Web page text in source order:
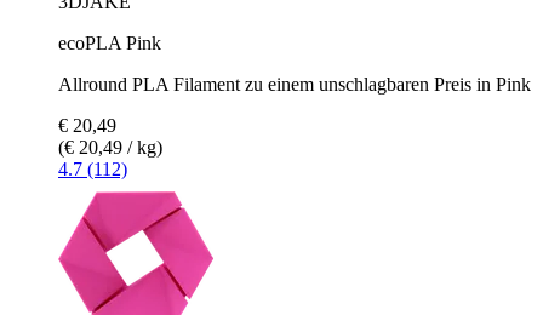
ecoPLA Pink
Allround PLA Filament zu einem unschlagbaren Preis in Pink
€ 20,49
(€ 20,49 / kg)
4.7 (112)